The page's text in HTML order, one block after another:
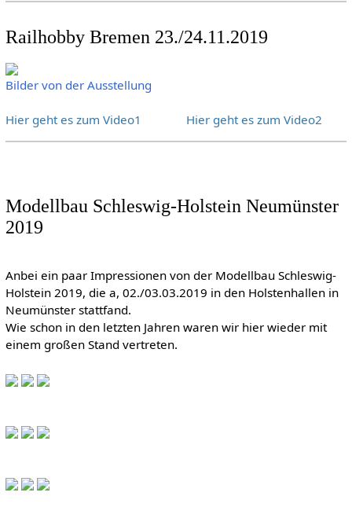
Railhobby Bremen 23./24.11.2019
Bilder von der Ausstellung
Hier geht es zum Video1 Hier geht es zum Video2
Modellbau Schleswig-Holstein Neumünster
2019
Anbei ein paar Impressionen von der Modellbau Schleswig-
Holstein 2019, die a, 02./03.03.2019 in den Holstenhallen in
Neumünster stattfand.
Wie schon in den letzten Jahren waren wir hier wieder mit
einem großen Stand vertreten.